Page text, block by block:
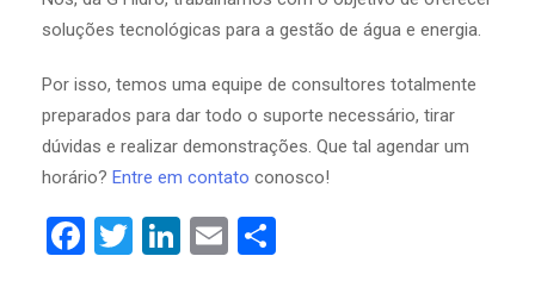
soluções tecnológicas para a gestão de água e energia.
Por isso, temos uma equipe de consultores totalmente
preparados para dar todo o suporte necessário, tirar
dúvidas e realizar demonstrações. Que tal agendar um
horário? Entre em contato conosco!
Facebook
Twitter
LinkedIn
Email